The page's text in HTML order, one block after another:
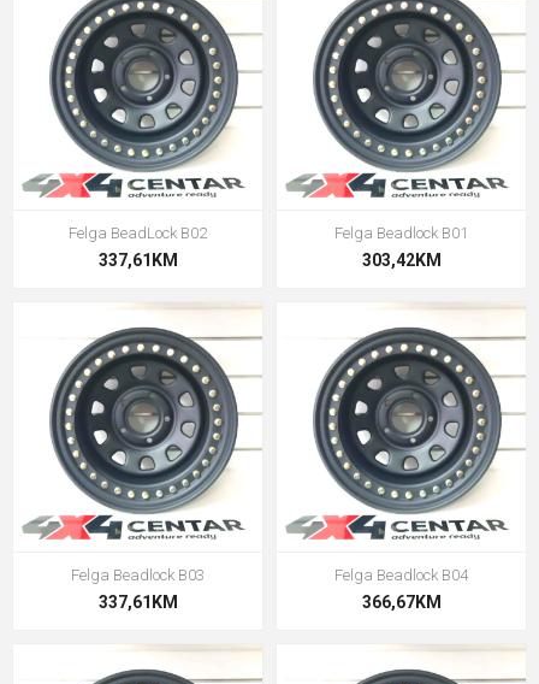
Felga BeadLock B02
337,61KM
Felga Beadlock B01
303,42KM
Felga Beadlock B03
337,61KM
Felga Beadlock B04
366,67KM